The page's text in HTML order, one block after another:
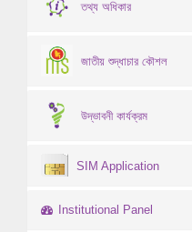
তথ্য অধিকার
জাতীয় শুদ্ধাচার কৌশল
উদ্ভাবনী কার্যক্রম
SIM Application
Institutional Panel